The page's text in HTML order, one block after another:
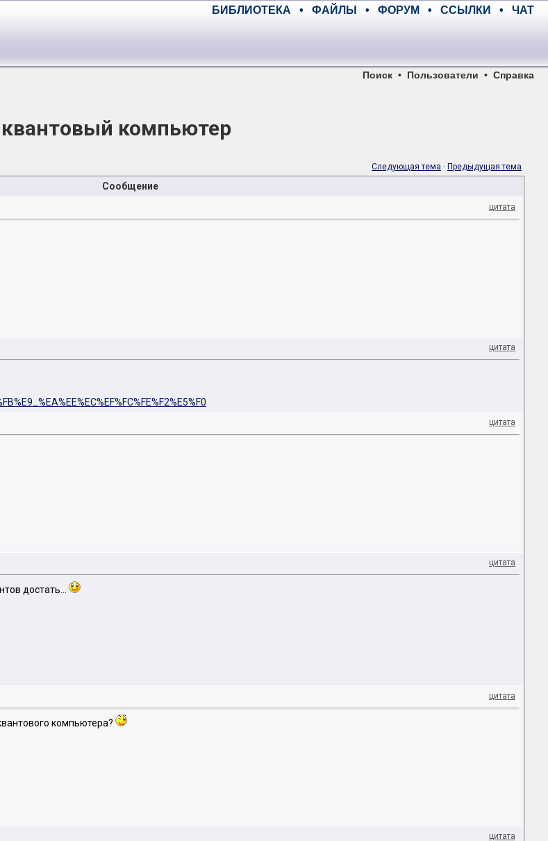
БИБЛИОТЕКА • ФАЙЛЫ • ФОРУМ • ССЫЛКИ • ЧАТ
Поиск • Пользователи • Справка
компьютер
Следующая тема · Предыдущая тема
Сообщение
цитата
цитата
цитата
цитата
достать...
цитата
компьютера?
цитата